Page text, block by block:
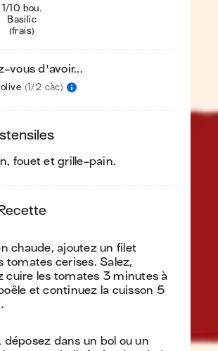
1/10 bou.
Basilic
(frais)
vous d'avoir...
(1/2 càc)
ustensiles
fouet et grille-pain.
recette
chaude, ajoutez un filet
tomates cerises. Salez,
cuire les tomates 3 minutes à
et continuez la cuisson 5
dans un bol ou un